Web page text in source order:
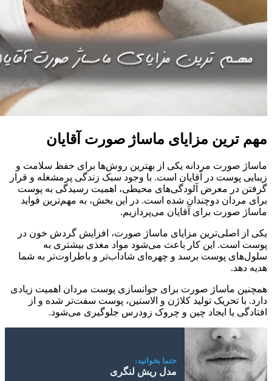
مهم‌ ترین مزایای ماساژ صورت آقایان
ماساژ صورت مردانه یکی از بهترین روش‌ها برای حفظ سلامت و
زیبایی پوست در آقایان است. با وجود سبک زندگی پرمشغله و قرار
گرفتن در معرض آلودگی‌های محیطی، اهمیت رسیدگی به پوست
برای مردان دوچندان شده است. در این بخش، به مهم‌ترین فواید
ماساژ صورت برای آقایان می‌پردازیم.
یکی از اصلی‌ترین مزایای ماساژ صورت، افزایش گردش خون در
پوست است. این کار باعث می‌شود مواد مغذی بیشتری به
سلول‌های پوست برسد و چهره‌ای شاداب‌تر و باطراوت‌تر به شما
هدیه دهد.
همچنین ماساژ صورت برای جوانسازی پوست مردان اهمیت زیادی
دارد. با تحریک تولید کلاژن و الاستین، پوست سفت‌تر شده و از
افتادگی یا ایجاد چین و چروک زودرس جلوگیری می‌شود.
حتما بخوانید:
مدل ریش لنگری